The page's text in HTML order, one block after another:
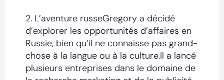
2. L’aventure russeGregory a décidé
d’explorer les opportunités d’affaires en
Russie, bien qu’il ne connaisse pas grand-
chose à la langue ou à la culture.Il a lancé
plusieurs entreprises dans le domaine de